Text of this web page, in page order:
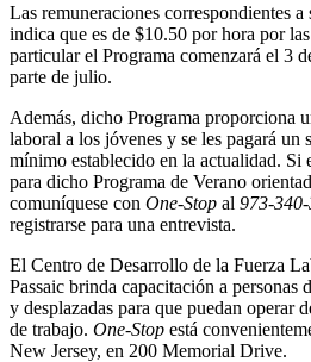
Las remuneraciones correspondientes a
indica que es de $10.50 por hora por
particular el Programa comenzará el 3
parte de julio.
Además, dicho Programa proporciona
laboral a los jóvenes y se les pagará un
mínimo establecido en la actualidad. Si
para dicho Programa de Verano
comuníquese con One-Stop al 973-
registrarse para una entrevista.
El Centro de Desarrollo de la Fuerza
Passaic brinda capacitación a personas
y desplazadas para que puedan operar
de trabajo. One-Stop está
New Jersey, en 200 Memorial Drive.